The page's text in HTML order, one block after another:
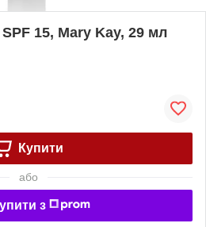
15, Mary Kay, 29 мл
Купити
або
з